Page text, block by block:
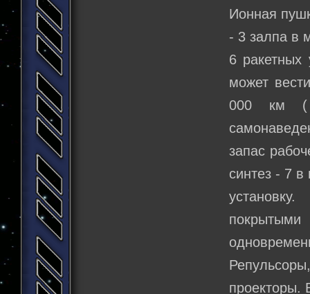
Ионная
- 3 залпа в
6 ракетных
может
000 км (
запас
синтез - 7
проекторы.